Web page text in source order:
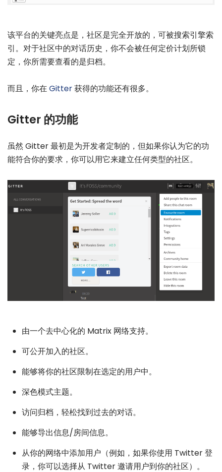
该平台的关键亮点是，社区是完全开放的，可被搜索引擎索
引。对于社区中的对话历史，你不会被任何定价计划所锁
定，你所需要查看的是归档。
而且，你在Gitter获得的功能还有很多。
Gitter 的功能
虽然 Gitter 最初是为开发者定制的，但如果你认为它的功
能符合你的要求，你可以用它来建立任何类型的社区。
由一个去中心化的 Matrix 网络支持。
可公开加入的社区。
能够将你的社区限制在选定的用户中。
深色模式主题。
访问归档，轻松找到过去的对话。
能够导出信息/房间信息。
从你的网络中添加用户（例如，如果你使用 Twitter 登
录，你可以选择从 Twitter 邀请用户到你的社区）。